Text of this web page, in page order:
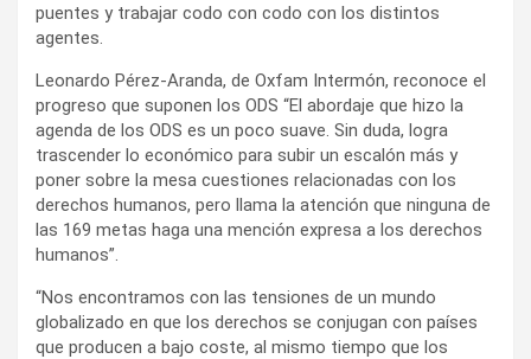
puentes y trabajar codo con codo con los distintos
agentes.
Leonardo Pérez-Aranda, de Oxfam Intermón, reconoce el
progreso que suponen los ODS “El abordaje que hizo la
agenda de los ODS es un poco suave. Sin duda, logra
trascender lo económico para subir un escalón más y
poner sobre la mesa cuestiones relacionadas con los
derechos humanos, pero llama la atención que ninguna de
las 169 metas haga una mención expresa a los derechos
humanos”.
“Nos encontramos con las tensiones de un mundo
globalizado en que los derechos se conjugan con países
que producen a bajo coste, al mismo tiempo que los